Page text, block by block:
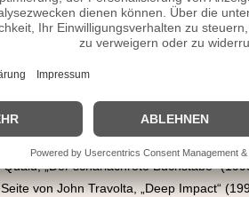
dieses Mal in der Kategorie „Bester
Schauspieler im Jahre 1984 endlich die
der Liebe“ (1983). 1992 erhielt
Filme neben vielen großen Stars im
Kidman, „Falling Down – Ein ganz
„Der scharlachrote Buchstabe“
von John Travolta, „Deep Impact“